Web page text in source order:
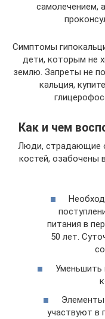
самолечением,
Симптомы
дети, которым не
землю. Запреты не
кальция,
Как и чем
Люди, страдающие
костей, озабочены
питания в
50 лет.
Уменьшить
участвуют в